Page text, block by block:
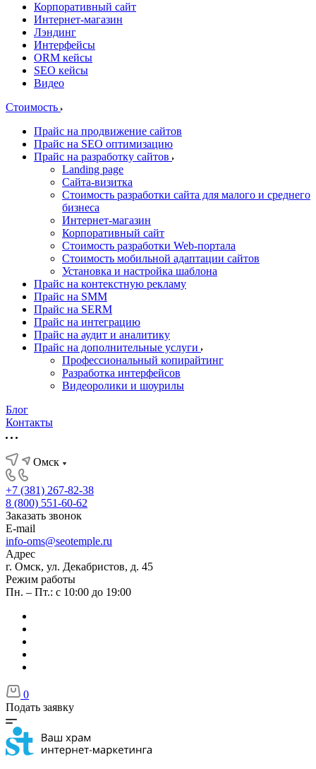
Корпоративный сайт
Интернет-магазин
Лэндинг
Интерфейсы
ORM кейсы
SEO кейсы
Видео
Стоимость
Прайс на продвижение сайтов
Прайс на SEO оптимизацию
Прайс на разработку сайтов
Landing page
Cайта-визитка
Стоимость разработки сайта для малого и среднего
бизнеса
Интернет-магазин
Корпоративный сайт
Стоимость разработки Web-портала
Стоимость мобильной адаптации сайтов
Установка и настройка шаблона
Прайс на контекстную рекламу
Прайс на SMM
Прайс на SERM
Прайс на интеграцию
Прайс на аудит и аналитику
Прайс на дополнительные услуги
Профессиональный копирайтинг
Разработка интерфейсов
Видеоролики и шоурилы
Блог
Контакты
Омск
+7 (381) 267-82-38
8 (800) 551-60-62
Заказать звонок
E-mail
info-oms@seotemple.ru
Адрес
г. Омск, ул. Декабристов, д. 45
Режим работы
Пн. – Пт.: с 10:00 до 19:00
0
Подать заявку